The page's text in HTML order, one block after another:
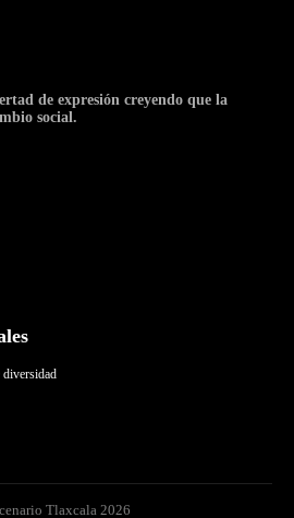
de expresión creyendo que la
social.
diversidad
Tlaxcala 2026